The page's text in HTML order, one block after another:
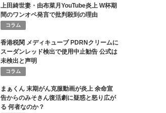
上田綺世妻・由布菜月YouTube炎上 W杯期
間のワンオペ発言で批判殺到の理由
コラム
香港税関 メディキューブ PDRNクリームに
スーダンレッド検出で使用中止勧告 公式は
未検出と声明
コラム
まぁくん 末期がん克服動画が炎上 余命宣
告からのみそきん復活劇に疑惑と怒り広が
る 何者なのか？